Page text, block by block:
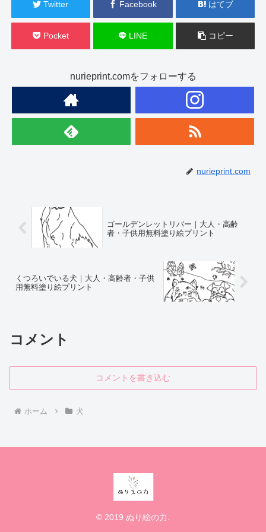
Twitter Facebook はてブ
Pocket LINE コピー
nurieprint.comをフォローする
nurieprint.com
ゴールデンレットリバー｜大人・高齢
者・子供用無料塗り絵プリント
くつろいでいる犬｜大人・高齢者・子供
用無料塗り絵プリント
コメント
コメントを書き込む
ホーム 犬
© 2019 ぬり絵の力.